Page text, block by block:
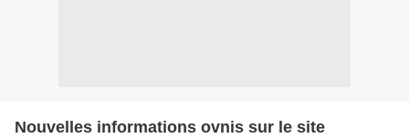
Nouvelles informations ovnis sur le site